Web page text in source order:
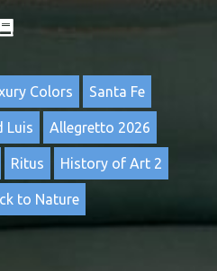
Colors Santa Fe
Luis Allegretto 2026
Ritus History of Art 2
to Nature